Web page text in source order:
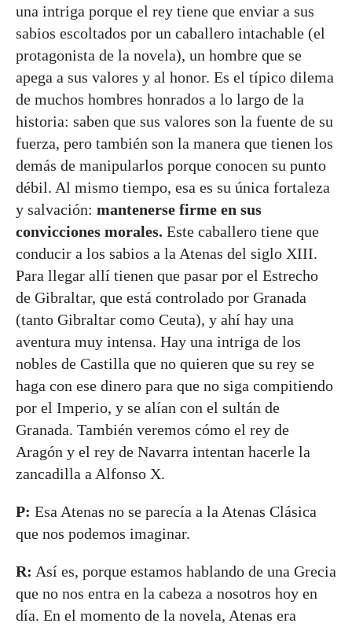
una intriga porque el rey tiene que enviar a sus
sabios escoltados por un caballero intachable (el
protagonista de la novela), un hombre que se
apega a sus valores y al honor. Es el típico dilema
de muchos hombres honrados a lo largo de la
historia: saben que sus valores son la fuente de su
fuerza, pero también son la manera que tienen los
demás de manipularlos porque conocen su punto
débil. Al mismo tiempo, esa es su única fortaleza
y salvación: mantenerse firme en sus
convicciones morales. Este caballero tiene que
conducir a los sabios a la Atenas del siglo XIII.
Para llegar allí tienen que pasar por el Estrecho
de Gibraltar, que está controlado por Granada
(tanto Gibraltar como Ceuta), y ahí hay una
aventura muy intensa. Hay una intriga de los
nobles de Castilla que no quieren que su rey se
haga con ese dinero para que no siga compitiendo
por el Imperio, y se alían con el sultán de
Granada. También veremos cómo el rey de
Aragón y el rey de Navarra intentan hacerle la
zancadilla a Alfonso X.
P: Esa Atenas no se parecía a la Atenas Clásica
que nos podemos imaginar.
R: Así es, porque estamos hablando de una Grecia
que no nos entra en la cabeza a nosotros hoy en
día. En el momento de la novela, Atenas era